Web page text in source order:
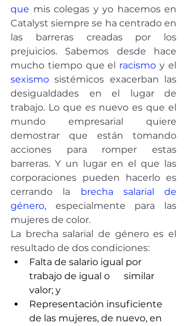
que mis colegas y yo hacemos en
Catalyst siempre se ha centrado en
las barreras creadas por los
prejuicios. Sabemos desde hace
mucho tiempo que el racismo
sexismo sistémicos exacerban las
desigualdades en el lugar de
trabajo. Lo que es nuevo es que el
mundo empresarial quiere
demostrar que están tomando
acciones para romper estas
barreras. Y un lugar en el que las
corporaciones pueden hacerlo es
cerrando la
brecha salarial de
género, especialmente para las
mujeres de color.
La brecha salarial de género es el
resultado de dos condiciones:
Falta de salario igual por
trabajo de igual o      similar
valor; y
Representación insuficiente
de las mujeres, de nuevo, en